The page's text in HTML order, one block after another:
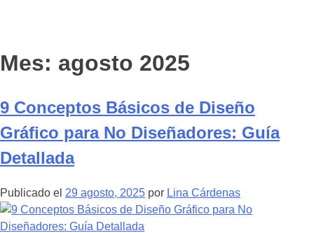
Mes: agosto 2025
9 Conceptos Básicos de Diseño
Gráfico para No Diseñadores: Guía
Detallada
Publicado el 29 agosto, 2025 por Lina Cárdenas